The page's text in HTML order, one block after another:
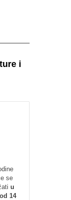
i
se
u
14